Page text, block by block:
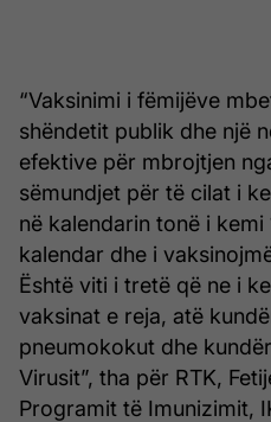
“Vaksinimi i fëmijëve
shëndetit publik dhe një
efektive për mbrojtjen
sëmundjet për të cilat i
në kalendarin tonë i kemi
kalendar dhe i
Është viti i tretë që ne i
vaksinat e reja, atë
pneumokokut dhe
Virusit”, tha për RTK,
Programit të Imunizimit,